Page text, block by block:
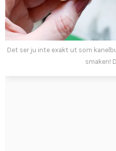
Det ser ju inte exakt ut som
smaken!